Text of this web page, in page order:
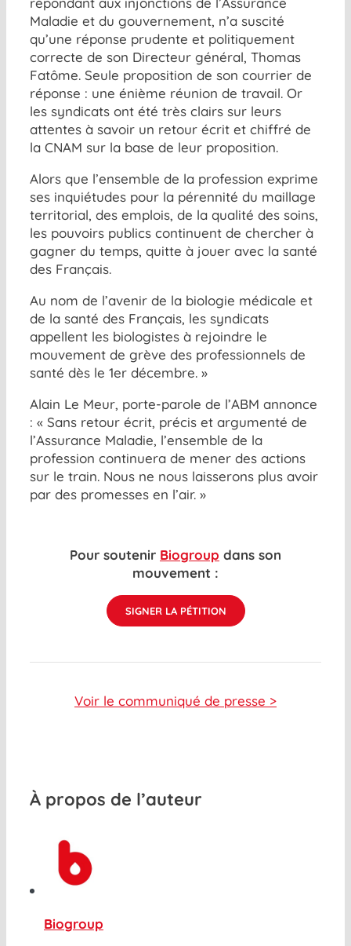
Maladie et du gouvernement, n’a suscité
qu’une réponse prudente et politiquement
correcte de son Directeur général, Thomas
Fatôme. Seule proposition de son courrier de
réponse : une énième réunion de travail. Or
les syndicats ont été très clairs sur leurs
attentes à savoir un retour écrit et chiffré de
la CNAM sur la base de leur proposition.
Alors que l’ensemble de la profession exprime
ses inquiétudes pour la pérennité du maillage
territorial, des emplois, de la qualité des soins,
les pouvoirs publics continuent de chercher à
gagner du temps, quitte à jouer avec la santé
des Français.
Au nom de l’avenir de la biologie médicale et
de la santé des Français, les syndicats
appellent les biologistes à rejoindre le
mouvement de grève des professionnels de
santé dès le 1er décembre. »
Alain Le Meur, porte-parole de l’ABM annonce
: « Sans retour écrit, précis et argumenté de
l’Assurance Maladie, l’ensemble de la
profession continuera de mener des actions
sur le train. Nous ne nous laisserons plus avoir
par des promesses en l’air. »
Pour soutenir Biogroup dans son
mouvement :
SIGNER LA PÉTITION
Voir le communiqué de presse >
À propos de l’auteur
Biogroup